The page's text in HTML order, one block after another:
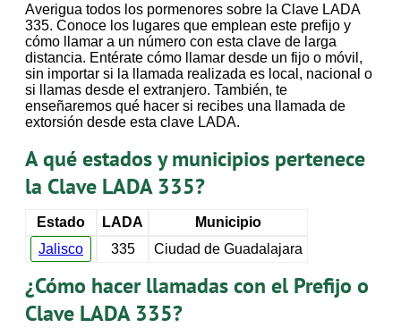
Averigua todos los pormenores sobre la Clave LADA
335. Conoce los lugares que emplean este prefijo y
cómo llamar a un número con esta clave de larga
distancia. Entérate cómo llamar desde un fijo o móvil,
sin importar si la llamada realizada es local, nacional o
si llamas desde el extranjero. También, te
enseñaremos qué hacer si recibes una llamada de
extorsión desde esta clave LADA.
A qué estados y municipios pertenece
la Clave LADA 335?
Estado LADA
Municipio
Jalisco
335 Ciudad de Guadalajara
¿Cómo hacer llamadas con el Prefijo o
Clave LADA 335?